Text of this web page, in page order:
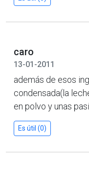
caro
13-01-2011
además de esos
condensada(la
en polvo y unas
Es útil (0)